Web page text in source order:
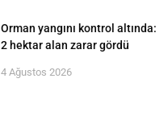
Orman yangını kontrol altında:
2 hektar alan zarar gördü
4 Ağustos 2026